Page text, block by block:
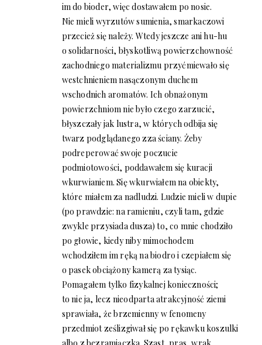
im do bioder, więc dostawałem po nosie.
Nie mieli wyrzutów sumienia, smarkaczowi
przecież się należy. Wtedy jeszcze ani hu-hu
o solidarności, błyskotliwą powierzchowność
zachodniego materializmu przyćmiewało się
westchnieniem nasączonym duchem
wschodnich aromatów. Ich obnażonym
powierzchniom nie było czego zarzucić,
błyszczały jak lustra, w których odbija się
twarz podglądanego zza ściany. Żeby
podreperować swoje poczucie
podmiotowości, poddawałem się kuracji
wkurwianiem. Się wkurwiałem na obiekty,
które miałem za nadludzi. Ludzie mieli w dupie
(po prawdzie: na ramieniu, czyli tam, gdzie
zwykle przysiada dusza) to, co mnie chodziło
po głowie, kiedy niby mimochodem
wchodziłem im ręką na biodro i czepiałem się
o pasek obciążony kamerą za tysiąc.
Pomagałem tylko fizykalnej konieczności;
to nie ja, lecz nieodparta atrakcyjność ziemi
sprawiała, że brzemienny w fenomeny
przedmiot ześlizgiwał się po rękawku koszulki